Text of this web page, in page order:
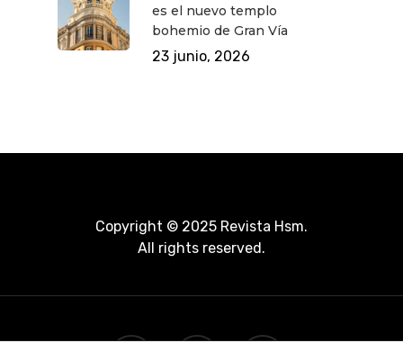
es el nuevo templo
bohemio de Gran Vía
23 junio, 2026
Copyright © 2025 Revista Hsm.
All rights reserved.